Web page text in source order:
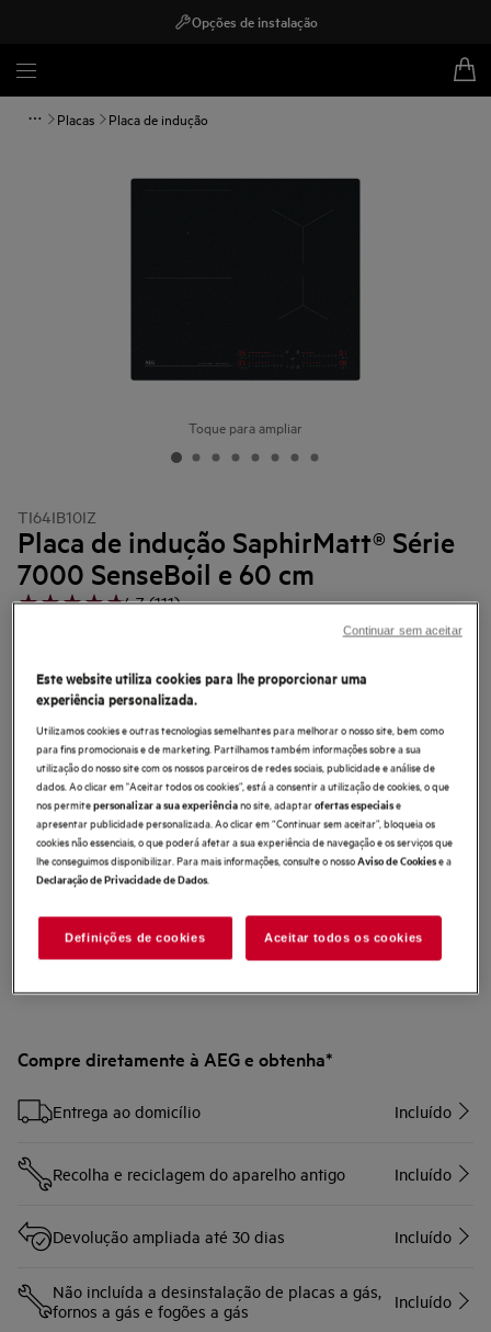
Opções de instalação
Placas Placa de indução
Toque para ampliar
TI64IB10IZ
Placa de indução SaphirMatt® Série
7000 SenseBoil e 60 cm
4.7 (111)
Ficha de informação do produto
Fervura sob controlo com a placa de indução 7000 SenseBoil®.
O sensor de fervura mantém a fervura da água sob controlo.
mate.
As instruções e avisos de segurança de acordo com o
regulamento da UE 2023/988 estão listados nos capítulos I e II do
manual do utilizador. Para uma utilização segura do produto, leia o
manual do utilizador completo.
Compre diretamente à AEG e obtenha*
Entrega ao domicílio Incluído
Recolha e reciclagem do aparelho antigo Incluído
Devolução ampliada até 30 dias Incluído
Não incluída a desinstalação de placas a gás,
fornos a gás e fogões a gás
Incluído
Este website utiliza cookies para lhe proporcionar uma
experiência personalizada.
Utilizamos cookies e outras tecnologias semelhantes para melhorar o nosso site, bem como
para fins promocionais e de marketing. Partilhamos também informações sobre a sua
utilização do nosso site com os nossos parceiros de redes sociais, publicidade e análise de
dados. Ao clicar em "Aceitar todos os cookies”, está a consentir a utilização de cookies, o que
nos permitepersonalizar a sua experiênciano site, adaptarofertas especiaise
apresentar publicidade personalizada. Ao clicar em “Continuar sem aceitar”, bloqueia os
cookies não essenciais, o que poderá afetar a sua experiência de navegação e os serviços que
lhe conseguimos disponibilizar. Para mais informações, consulte o nossoAviso de Cookiese a
Declaração de Privacidade de Dados.
Definições de cookies Aceitar todos os cookies
Continuar sem aceitar